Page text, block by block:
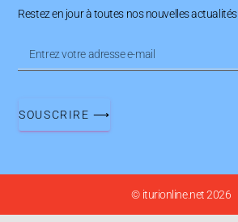
Restez en jour à toutes nos nouvelles actualités.
SOUSCRIRE ⟶
© iturionline.net 2026